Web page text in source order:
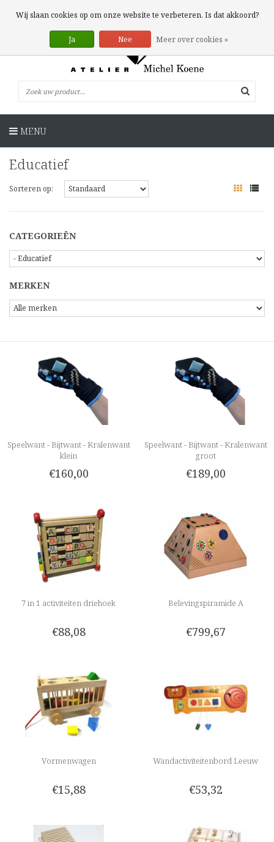
0 Artikelen
MENU
Educatief
Sorteren op:
CATEGORIEËN
MERKEN
Speelwant - Bijtwant - Kralenwant
klein
€160,00
Speelwant - Bijtwant - Kralenwant
groot
€189,00
7 in 1 activiteiten driehoek
€88,08
Belevingspiramide A
€799,67
Vormenwagen
€15,88
Wandactiviteitenbord Leeuw
€53,32
Wij slaan cookies op om onze website te verbeteren. Is dat akkoord?
Ja Nee Meer over cookies »